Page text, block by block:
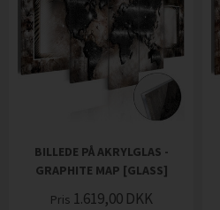
BILLEDE PÅ AKRYLGLAS -
GRAPHITE MAP [GLASS]
Pris 1.619,00 DKK